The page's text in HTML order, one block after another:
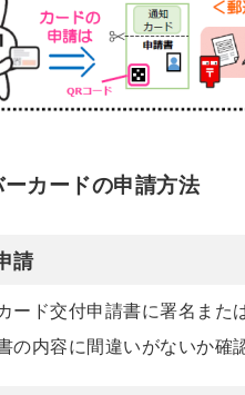
カードの申請方法
請
ード交付申請書に署名また
の内容に間違いがないか確